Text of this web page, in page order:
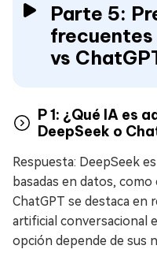
Parte 5:
frecuentes
vs
P 1: ¿Qué IA es
DeepSeek o
Respuesta: DeepSeek
basadas en datos,
ChatGPT se destaca en
artificial conversacional
opción depende de sus